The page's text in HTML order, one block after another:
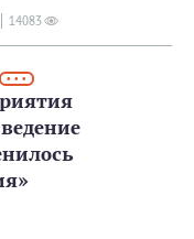
14083
• • •